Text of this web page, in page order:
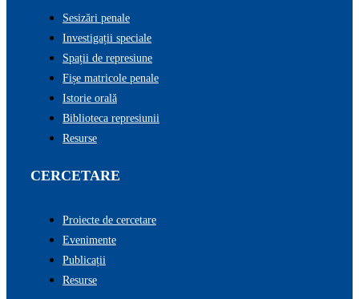
Sesizări penale
Investigații speciale
Spații de represiune
Fișe matricole penale
Istorie orală
Biblioteca represiunii
Resurse
CERCETARE
Proiecte de cercetare
Evenimente
Publicații
Resurse